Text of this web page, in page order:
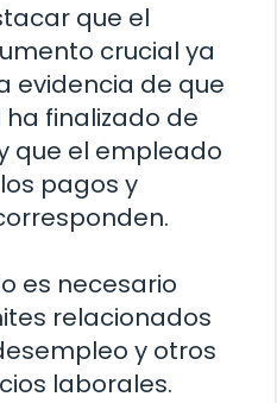
que el
crucial ya
evidencia de que
finalizado de
que el empleado
pagos y
es necesario
relacionados
y otros
laborales.